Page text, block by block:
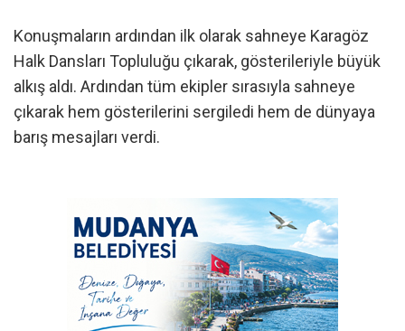
Konuşmaların ardından ilk olarak sahneye Karagöz
Halk Dansları Topluluğu çıkarak, gösterileriyle büyük
alkış aldı. Ardından tüm ekipler sırasıyla sahneye
çıkarak hem gösterilerini sergiledi hem de dünyaya
barış mesajları verdi.